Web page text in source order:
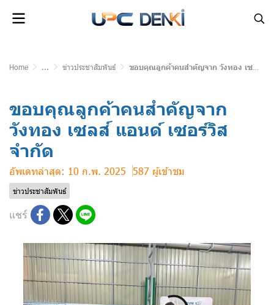
Home ... ข่าวประชาสัมพันธ์ ขอบคุณลูกค้าคนสำคัญจาก วังทอง เซลส์ แอนด์ เซอร์วิส จำกัด
ขอบคุณลูกค้าคนสำคัญจาก
วังทอง เซลส์ แอนด์ เซอร์วิส
จำกัด
อัพเดทล่าสุด: 10 ก.พ. 2025 587 ผู้เข้าชม
ข่าวประชาสัมพันธ์
แชร์